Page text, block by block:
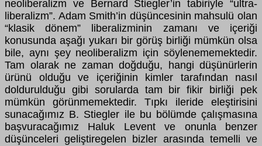
neoliberalizm ve Bernard Stiegler’in tabiriyle “ultra-
liberalizm”. Adam Smith’in düşüncesinin mahsulü olan
“klasik dönem” liberalizminin zamanı ve içeriği
konusunda aşağı yukarı bir görüş birliği mümkün olsa
bile, aynı şey neoliberalizm için söylenememektedir.
Tam olarak ne zaman doğduğu, hangi düşünürlerin
ürünü olduğu ve içeriğinin kimler tarafından nasıl
doldurulduğu gibi sorularda tam bir fikir birliği pek
mümkün görünmemektedir. Tıpkı ileride eleştirisini
sunacağımız B. Stiegler ile bu bölümde çalışmasına
başvuracağımız Haluk Levent ve onunla benzer
düşünceleri geliştiregelen bizler arasında temelli ve